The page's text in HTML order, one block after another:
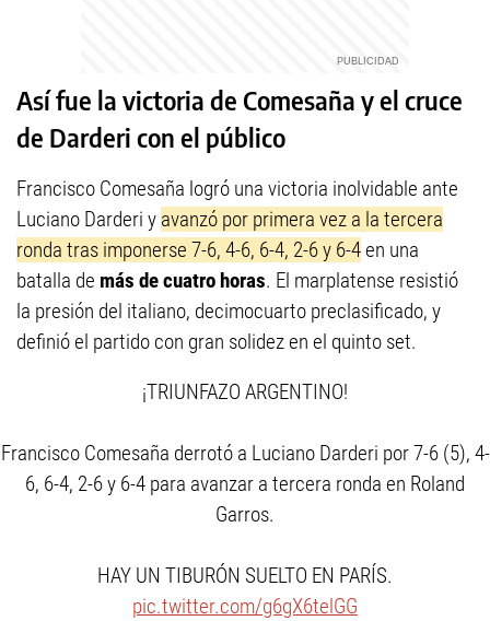
Así fue la victoria de Comesaña y el cruce
de Darderi con el público
Francisco Comesaña logró una victoria inolvidable ante
Luciano Darderi y avanzó por primera vez a la tercera
ronda tras imponerse 7-6, 4-6, 6-4, 2-6 y 6-4en una
batalla de más de cuatro horas. El marplatense resistió
la presión del italiano, decimocuarto preclasificado, y
definió el partido con gran solidez en el quinto set.
¡TRIUNFAZO ARGENTINO!
Francisco Comesaña derrotó a Luciano Darderi por 7-6 (5), 4-
6, 6-4, 2-6 y 6-4 para avanzar a tercera ronda en Roland
Garros.
HAY UN TIBURÓN SUELTO EN PARÍS.
pic.twitter.com/g6gX6telGG